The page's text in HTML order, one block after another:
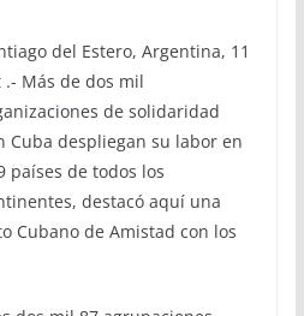
del Estero, Argentina, 11
.- Más de dos mil
de solidaridad
Cuba despliegan su labor en
países de todos los
destacó aquí una
Cubano de Amistad con los